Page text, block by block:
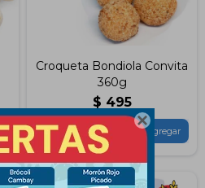

Croqueta Bondiola Convita
360g
$ 495
-